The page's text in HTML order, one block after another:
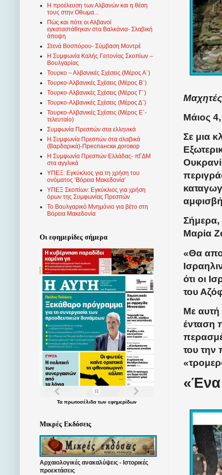
Μάιος
Σε μια
Σήμερα,
Μαρία
«Θα
ότι οι
του
Με αυτή
ένταση
του την
«Ένα
Η προέλευση των Αλβανών και η θέση
τους στην Οθωμα...
Πώς και πότε οι Αλβανοί
εγκαταστάθηκαν στα Βαλκάνια- Σλαβική
άποψη
Στενά Βοσπόρου- Σύμβαση Μοντρέ
Η Συμφωνία Καλής Γειτονίας Σκοπίων –
Βουλγαρίας
Τουρκο – Αλβανικές Σχέσεις (Mέρος Α΄)
Τουρκο-Αλβανικές Σχέσεις (Μέρος Β΄)
Τουρκο-Αλβανικές Σχέσεις (Μέρος Γ΄)
Τουρκο-Αλβανικές Σχέσεις (Μέρος Δ΄)
Τουρκο-Αλβανικές Σχέσεις (Μέρος Ε΄-
τελευταίο)
Συμφωνία Πρεσπών στα ελληνικά
Η Συμφωνία Πρεσπών στα σλαβικά
(Βαρδαρικά)-Преспански договор
Η Συμφωνία Πρεσπών Ελλάδας- πΓΔΜ
στα αγγλικά
ΥΠΕΞ: Εγκύκλιος για τη χρήση του
ονόματος ‘Βόρεια Μακεδονία’
ΥΠΕΞ Σκοπίων: Εγκύκλιος για χρήση
όρων της Συμφωνίας Πρεσπών
Το Βουλγαρικό Μνημόνιο για βέτο στη
Βόρεια Μακεδονία
Οι εφημερίδες σήμερα
Τα πρωτοσέλιδατων εφημερίδων
Μικρές Εκδόσεις
Αρχαιολογικές ανακαλύψεις - Ιστορικές
προεκτάσεις